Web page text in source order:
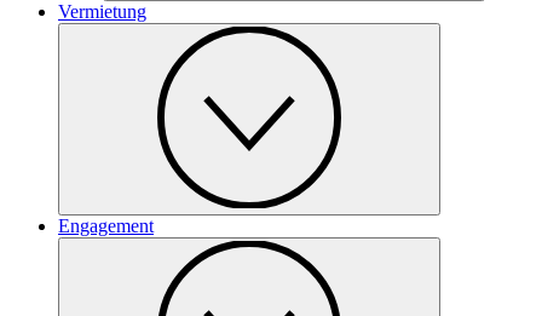
Vermietung
Engagement